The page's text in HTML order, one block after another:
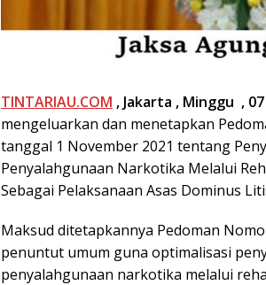
TINTARIAU.COM , Jakarta , Minggu ,
mengeluarkan dan menetapkan
tanggal 1 November 2021 tentang
Penyalahgunaan Narkotika Melalui
Sebagai Pelaksanaan Asas Dominus
Maksud ditetapkannya Pedoman
penuntut umum guna optimalisasi
penyalahgunaan narkotika melalui